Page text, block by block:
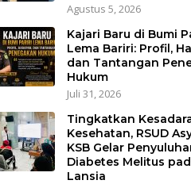
Agustus 5, 2026
Kajari Baru di Bumi
Lema Bariri: Profil,
dan Tantangan
Hukum
Juli 31, 2026
Tingkatkan
Kesehatan, RSUD
KSB Gelar
Diabetes Melitus
Lansia